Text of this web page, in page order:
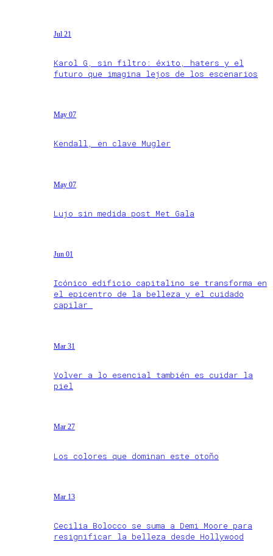
Jul 21
Karol G, sin filtro: éxito, haters y el
futuro que imagina lejos de los escenarios
May 07
Kendall, en clave Mugler
May 07
Lujo sin medida post Met Gala
Jun 01
Icónico edificio capitalino se transforma en
el epicentro de la belleza y el cuidado
capilar
Mar 31
Volver a lo esencial también es cuidar la
piel
Mar 27
Los colores que dominan este otoño
Mar 13
Cecilia Bolocco se suma a Demi Moore para
resignificar la belleza desde Hollywood